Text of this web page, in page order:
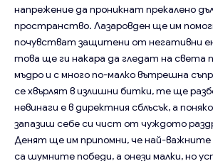
напрежение да проникнат прекалено
пространство. Лазаровден ще им
почувстват защитени от негативни
това ще ги накара да гледат на света
мъдро и с много по-малко вътрешна
се хвърлят в излишни битки, те ще
невинаги е в директния сблъсък, а
запазиш себе си чист от чуждото
Денят ще им припомни, че най-
са шумните победи, а онези малки, но